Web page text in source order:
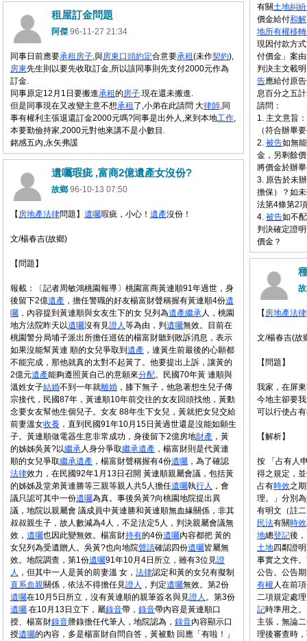
有關土地糾紛
價金給付和解
地所有權移轉
現因付款方
付價金」案
判決主文載
告應給付原
息百分之五
請問：
1. 主文意旨
（符合辦畢
2. 被告如無
金，另剩餘
將價金於辦
3. 原告於未
擔保）？如
法第4條第2
4. 被告如不
判決確定證
價金？
租屋訂金問題
阿傑 96-11-27 21:34
同事日前應要承租 房子,與房東口頭約定合意要承租(未作契約),
房東先生則以要先收取訂金,所以該同事則先支付2000元作為
訂金.
同事原定12月1日要搬進承租的房子.現在還未搬進.
但是同事現在又改變主意不想承租 了,小弟在此請問 大律師,同
事有權利主張退還訂金2000元嗎?同事是出外人,來到本地工作,
本要勤儉持家,2000元對他來講不是小數目.
銘感五內,永矢弗諼
遺囑瑕疵 ,富商2億遺產女沒份?
故鄉96-10-13 07:50
【 房地產法律問題】 遺囑瑕疵，小心！ 遺產沒份！
文/楊春吉(故鄉)
【問題】
報載：〔記者周敏鴻桃園報導〕桃園富商黃連順91年過世，身
後留下2億遺產 ，擔任警職的好友楊富財聲稱握有黃連順4份遺
囑 ，內容提到黃連順與女友生下的女 兒列為遺產繼承人，桃園
地方法院昨天以遺囑沒有見證人等為由，判 遺囑無效。目前在
桃園警分局埔子派出所擔任巡佐的楊富財聽到敗訴消息，表示
如果沒能幫黃連 順的女兒爭取到 遺產 ，連黃生前最後的心願都
不能完成，那他就真的太對不起黃了。他要提出上訴，讓黃的
2億元遺產能夠遵照黃自己的意願來分配。民國70年黃 連順與
溫姓女子結婚不到一年就離婚 ，膝下無子，他急著想生兒子傳
宗接代，民國87年，黃連順10年前交往的女友回頭找他，黃動
念要女友幫他生個兒子。女友 88年生下女兒，黃就把女兒交給
前妻溫女收養 ，直到民國91年10月15日黃過世還是沒能如願生
子。黃連順做電器生意非常成功，身後留下2億房地財產 ，黃
的姊姊吳黃?以繼承人身分爭取繼承遺產 ，楊富財則是代黃連
順的女兒爭取繼承遺產 ，楊富財聲稱握有4份遺囑 ，為了確認
法律效力，在民國92年1月13日召開 黃連順親屬會議，包括黃
的姊姊及堂弟黃連勝等三親等親人共5人擔任遺囑執行人 ，會
議只認可其中一份遺囑為真。事後吳黃?向桃園地院提出異
議，地院以親屬會 議成員中黃連勝和黃連順無血緣關係，非其
叔叔親生子，故人數減為4人，不足法定5人，判決親屬會議無
效， 遺囑也因此變無效。楊富財持有的4份遺囑內容都把 黃的
女兒列為受遺贈人。吳黃?也向地院聲請確認四份遺囑皆屬無
效。地院調查，第1份遺囑91年10月4日所立，雖有3位見證
人 ，但其中一人是黃的前妻溫 女， 法律認定和黃的女兒有擬制
直系血親關係，依法不得擔任見證人 ，判定遺囑無效。第2份
遺囑在10月5日所立，沒有黃連順的親筆簽名與見證人 。第3份
遺囑 在10月13日立下，屬錄音帶， 錄音帶內容是黃連順口
授、楊富財錄音謄錄擔任代筆人，地院認為， 錄音內容顯示口
授遺囑的內容，多是楊富財自問自答，黃被動 回應「有啦！」
【 房地產法律
文/楊春吉(故
【問題】
我家，在屏
今地主卻要
可以行使占
【解析】
按 「占有人
得之規定，
占有時效之
理。」分別為
有明文（註
民法有關時效
地總登記後
土地四鄰證
事實之文件
公告。公告
有權人在前
二項規定處
記時準用之
主張，無論
理後審查時